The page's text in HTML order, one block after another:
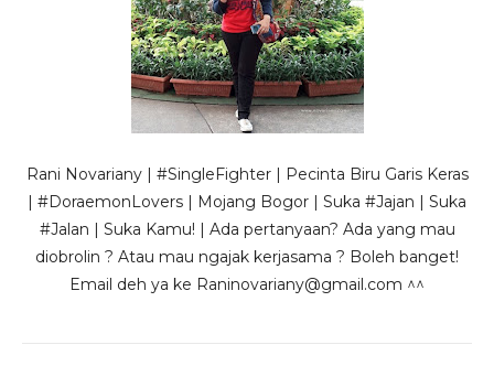
Rani Novariany | #SingleFighter | Pecinta Biru Garis Keras
| #DoraemonLovers | Mojang Bogor | Suka #Jajan | Suka
#Jalan | Suka Kamu! | Ada pertanyaan? Ada yang mau
diobrolin ? Atau mau ngajak kerjasama ? Boleh banget!
Email deh ya ke Raninovariany@gmail.com ^^